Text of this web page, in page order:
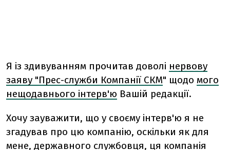
Я із здивуванням прочитав доволі нервову
заяву "Прес-служби Компанії СКМ" щодо мого
нещодавнього інтерв'ю Вашій редакції.
Хочу зауважити, що у своєму інтерв'ю я не
згадував про цю компанію, оскільки як для
мене, державного службовця, ця компанія